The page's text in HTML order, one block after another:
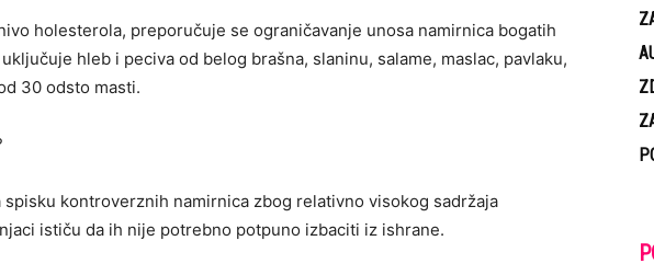
holesterola, preporučuje se ograničavanje unosa namirnica bogatih
hleb i peciva od belog brašna, slaninu, salame, maslac, pavlaku,
30 odsto masti.
spisku kontroverznih namirnica zbog relativno visokog sadržaja
ističu da ih nije potrebno potpuno izbaciti iz ishrane.